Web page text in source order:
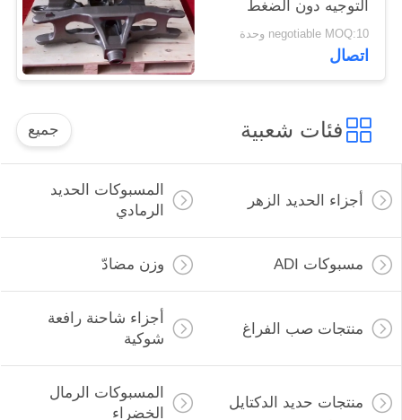
التوجيه دون الضغط
البيئي
negotiable MOQ:10 وحدة
اتصال
فئات شعبية جميع
أجزاء الحديد الزهر
المسبوكات الحديد
الرمادي
مسبوكات ADI وزن مضادّ
منتجات صب الفراغ
أجزاء شاحنة رافعة
شوكية
منتجات حديد الدكتايل
المسبوكات الرمال
الخضراء